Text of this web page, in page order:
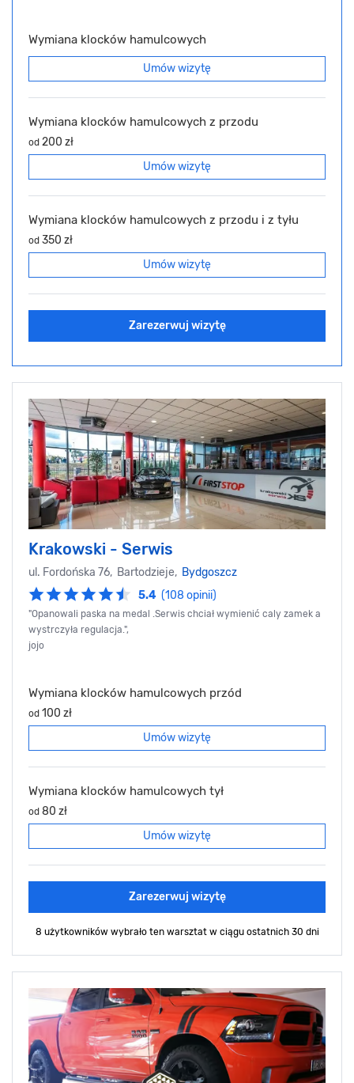
Wymiana klocków hamulcowych
Umów wizytę
Wymiana klocków hamulcowych z przodu
od 200 zł
Umów wizytę
Wymiana klocków hamulcowych z przodu i z tyłu
od 350 zł
Umów wizytę
Zarezerwuj wizytę
Krakowski - Serwis
ul. Fordońska 76, Bartodzieje, Bydgoszcz
5.4 (108 opinii)
"Opanowali paska na medal .Serwis chciał wymienić caly zamek a
wystrczyła regulacja.",
jojo
Wymiana klocków hamulcowych przód
od 100 zł
Umów wizytę
Wymiana klocków hamulcowych tył
od 80 zł
Umów wizytę
Zarezerwuj wizytę
8 użytkowników wybrało ten warsztat w ciągu ostatnich 30 dni